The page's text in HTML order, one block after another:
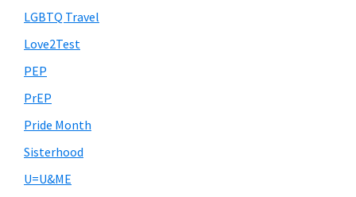
LGBTQ Travel
Love2Test
PEP
PrEP
Pride Month
Sisterhood
U=U&ME